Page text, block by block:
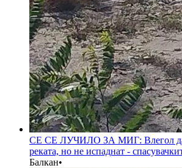
СЕ СЕ ЛУЧИЛО ЗА МИГ: Влегол да
реката, но не испаднат -
Балкан•